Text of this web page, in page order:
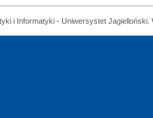
i Informatyki - Uniwersystet